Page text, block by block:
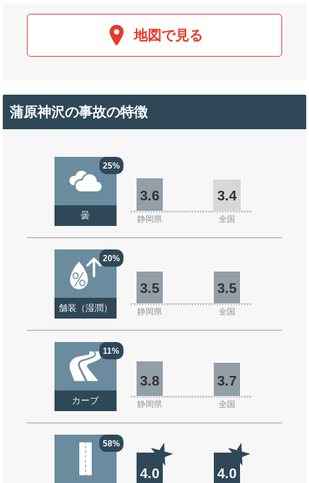
地図で見る
蒲原神沢の事故の特徴
25%
曇
3.6 3.4
静岡県 全国
20%
舗装（湿潤）
3.5 3.5
静岡県 全国
11%
カーブ
3.8 3.7
静岡県 全国
58%
4.0 4.0